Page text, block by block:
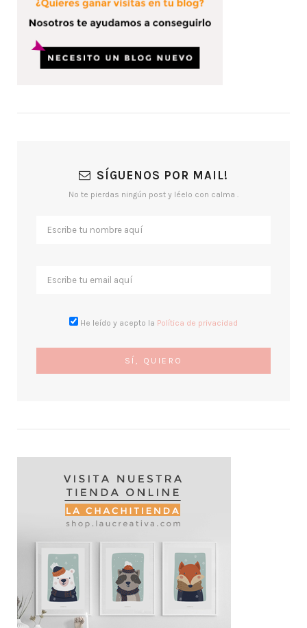
SÍGUENOS POR MAIL!
No te pierdas ningún post y léelo con calma .
He leído y acepto la Política de privacidad